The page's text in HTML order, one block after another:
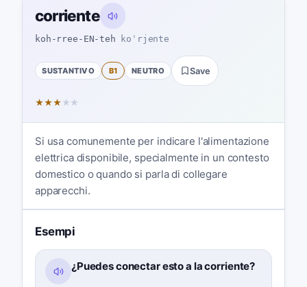
corriente
koh-rree-EN-teh koˈrjente
SUSTANTIVO B1 NEUTRO Save
★★★ ★ ★
Si usa comunemente per indicare l'alimentazione
elettrica disponibile, specialmente in un contesto
domestico o quando si parla di collegare
apparecchi.
Esempi
¿Puedes conectar esto a la corriente?